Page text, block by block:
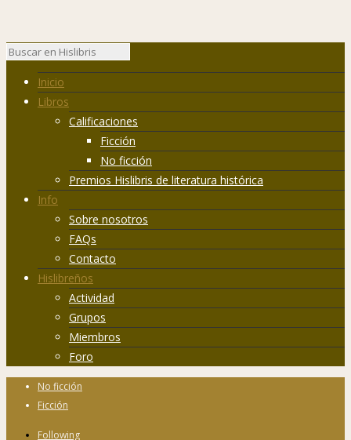
Inicio
Libros
Calificaciones
Ficción
No ficción
Premios Hislibris de literatura histórica
Info
Sobre nosotros
FAQs
Contacto
Hislibreños
Actividad
Grupos
Miembros
Foro
No ficción
Ficción
Following